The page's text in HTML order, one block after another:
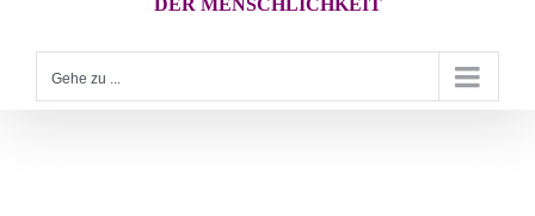
DER MENSCHLICHKEIT
Gehe zu ...